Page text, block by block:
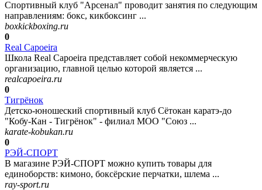
Спортивный клуб "Арсенал" проводит занятия по следующим
направлениям: бокс, кикбоксинг ...
boxkickboxing.ru
0
Real Capoeira
Школа Real Capoeira представляет собой некоммерческую
организацию, главной целью которой является ...
realcapoeira.ru
0
Тигрёнок
Детско-юношеский спортивный клуб Сётокан каратэ-до
"Кобу-Кан - Тигрёнок" - филиал МОО "Союз ...
karate-kobukan.ru
0
РЭЙ-СПОРТ
В магазине РЭЙ-СПОРТ можно купить товары для
единоборств: кимоно, боксёрские перчатки, шлема ...
ray-sport.ru